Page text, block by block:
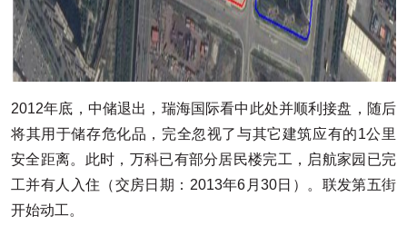
2012年底，中储退出，瑞海国际看中此处并顺利接盘，随后
将其用于储存危化品，完全忽视了与其它建筑应有的1公里
安全距离。此时，万科已有部分居民楼完工，启航家园已完
工并有人入住（交房日期：2013年6月30日）。联发第五街
开始动工。